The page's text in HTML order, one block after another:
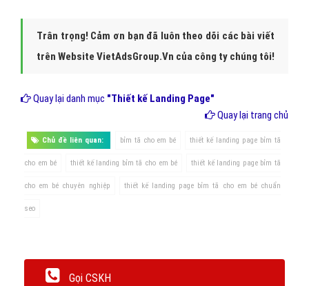
Trân trọng! Cảm ơn bạn đã luôn theo dõi các bài viết
trên Website VietAdsGroup.Vn của công ty chúng tôi!
Quay lại danh mục "Thiết kế Landing Page"
Quay lại trang chủ
Chủ đề liên quan: bỉm tã cho em bé thiết kế landing page bỉm tã
cho em bé thiết kế landing bỉm tã cho em bé thiết kế landing page bỉm tã
cho em bé chuyên nghiệp thiết kế landing page bỉm tã cho em bé chuẩn
seo
Gọi CSKH